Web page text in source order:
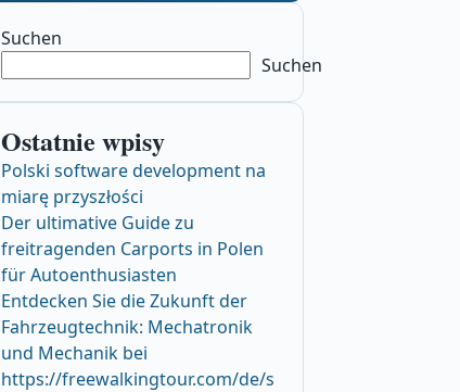
Suchen
Suchen
Ostatnie wpisy
Polski software development na
miarę przyszłości
Der ultimative Guide zu
freitragenden Carports in Polen
für Autoenthusiasten
Entdecken Sie die Zukunft der
Fahrzeugtechnik: Mechatronik
und Mechanik bei
https://freewalkingtour.com/de/s